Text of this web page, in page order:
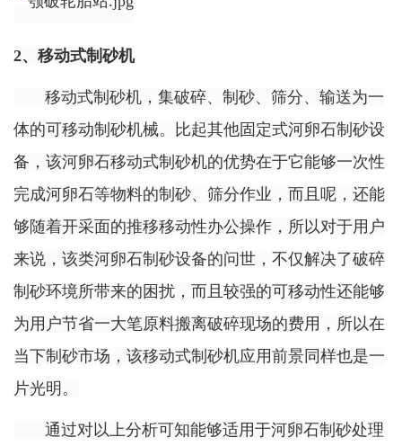
2、移动式制砂机
移动式制砂机，集破碎、制砂、筛分、输送为一
体的可移动制砂机械。比起其他固定式河卵石制砂设
备，该河卵石移动式制砂机的优势在于它能够一次性
完成河卵石等物料的制砂、筛分作业，而且呢，还能
够随着开采面的推移移动性办公操作，所以对于用户
来说，该类河卵石制砂设备的问世，不仅解决了破碎
制砂环境所带来的困扰，而且较强的可移动性还能够
为用户节省一大笔原料搬离破碎现场的费用，所以在
当下制砂市场，该移动式制砂机应用前景同样也是一
片光明。
通过对以上分析可知能够适用于河卵石制砂处理